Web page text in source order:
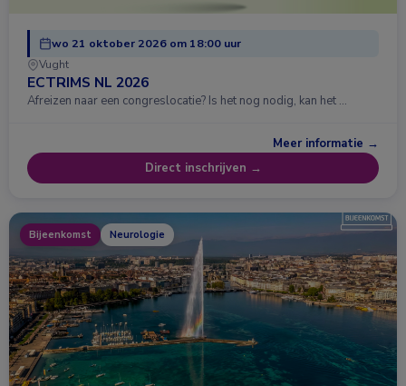
wo 21 oktober 2026 om 18:00 uur
Vught
ECTRIMS NL 2026
Afreizen naar een congreslocatie? Is het nog nodig, kan het …
Meer informatie →
Direct inschrijven →
Bijeenkomst Neurologie